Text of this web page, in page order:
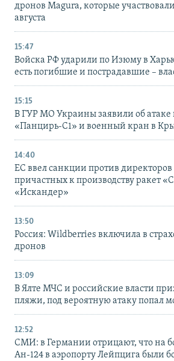
дронов Magura, которые
августа
15:47
Войска РФ ударили по Изюму в
есть погибшие и пострадавшие –
15:15
В ГУР МО Украины заявили об атаке
«Панцирь-С1» и военный кран в
14:40
ЕС ввел санкции против директоров
причастных к производству ракет
«Искандер»
13:50
Россия: Wildberries включила в
дронов
13:09
В Ялте МЧС и российские власти
пляжи, под вероятную атаку попал
12:52
СМИ: в Германии отрицают, что на
Ан-124 в аэропорту Лейпцига были